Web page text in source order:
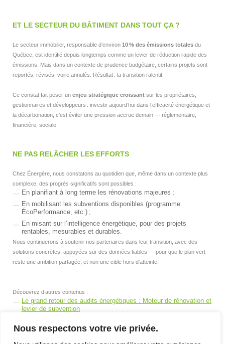
Nous respectons votre vie privée.
ET LE SECTEUR DU BÂTIMENT DANS TOUT ÇA ?
Le secteur immobilier, responsable d’environ 10% des émissions totales du
Québec, est identifié depuis longtemps comme un levier de réduction rapide des
émissions. Mais dans un contexte de prudence budgétaire, certains projets sont
reportés, révisés, voire annulés. Résultat : la transition ralentit.
Ce constat fait peser un enjeu stratégique croissant sur les propriétaires,
gestionnaires et développeurs : investir aujourd’hui dans l’efficacité énergétique et
la décarbonation, c’est éviter une pression accrue demain — réglementaire,
financière, sociale.
NE PAS RELÂCHER LES EFFORTS
Chez Énergère, nous constatons au quotidien que, même dans un contexte plus
complexe, des progrès significatifs sont possibles :
En planifiant à long terme les rénovations majeures ;
En mobilisant les subventions disponibles (programme
ÉcoPerformance, etc.) ;
En misant sur l’intelligence énergétique, pour des projets
rentables, mesurables et durables.
Nous continuerons à soutenir nos partenaires dans leur transition, avec des
solutions concrètes, appuyées sur des données fiables — pour que le plan vert
reste une ambition partagée, et non une cible hors d’atteinte.
Découvrez d’autres contenus :
Le grand retour des audits énergétiques : Moteur de rénovation et
levier de subvention
stratégie gagnante pour les entreprises québecoises